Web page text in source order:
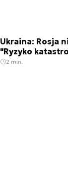
Ukraina: Rosja
"Ryzyko
2 min.